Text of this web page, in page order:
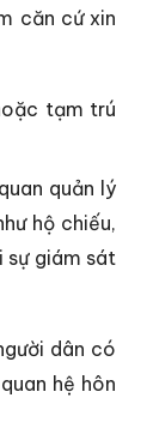
căn cứ xin
tạm trú
quản lý
hộ chiếu,
sự giám sát
dân có
hệ hôn